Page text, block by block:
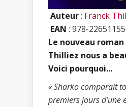
Auteur: Franck
EAN : 978-
Le nouveau roman
Thilliez nous a
Voici pourquoi...
« Sharko comparait
premiers jours d’une